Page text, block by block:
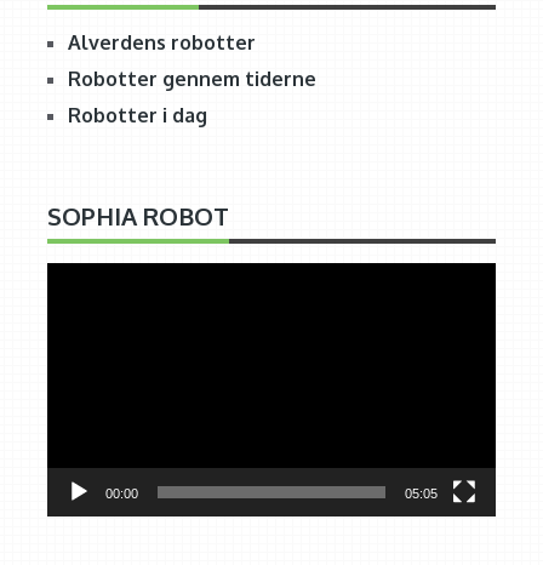
Alverdens robotter
Robotter gennem tiderne
Robotter i dag
SOPHIA ROBOT
00:00 05:05